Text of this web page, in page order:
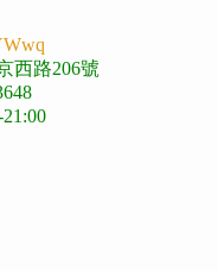
西路206號